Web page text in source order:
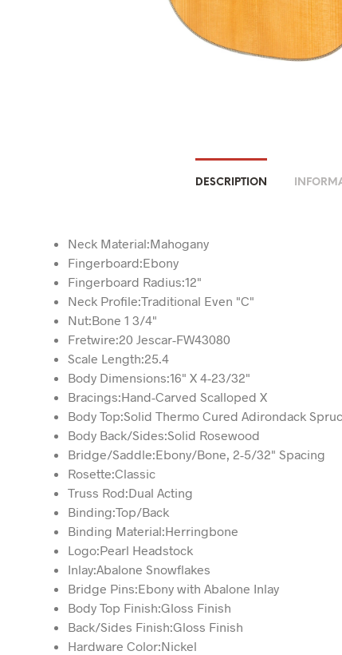
DESCRIPTION
Neck Material:Mahogany
Fingerboard:Ebony
Fingerboard Radius:12"
Neck Profile:Traditional Even "C"
Nut:Bone 1 3/4"
Fretwire:20 Jescar-FW43080
Scale Length:25.4
Body Dimensions:16" X 4-23/32"
Bracings:Hand-Carved Scalloped X
Body Top:Solid Thermo Cured Adirondack
Body Back/Sides:Solid Rosewood
Bridge/Saddle:Ebony/Bone, 2-5/32" Spacing
Rosette:Classic
Truss Rod:Dual Acting
Binding:Top/Back
Binding Material:Herringbone
Logo:Pearl Headstock
Inlay:Abalone Snowflakes
Bridge Pins:Ebony with Abalone Inlay
Body Top Finish:Gloss Finish
Back/Sides Finish:Gloss Finish
Hardware Color:Nickel